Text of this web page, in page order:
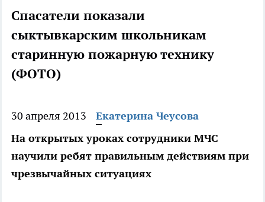
Спасатели показали
сыктывкарским школьникам
старинную пожарную технику
(ФОТО)
30 апреля 2013
Екатерина Чеусова
На открытых уроках сотрудники МЧС
научили ребят правильным действиям при
чрезвычайных ситуациях